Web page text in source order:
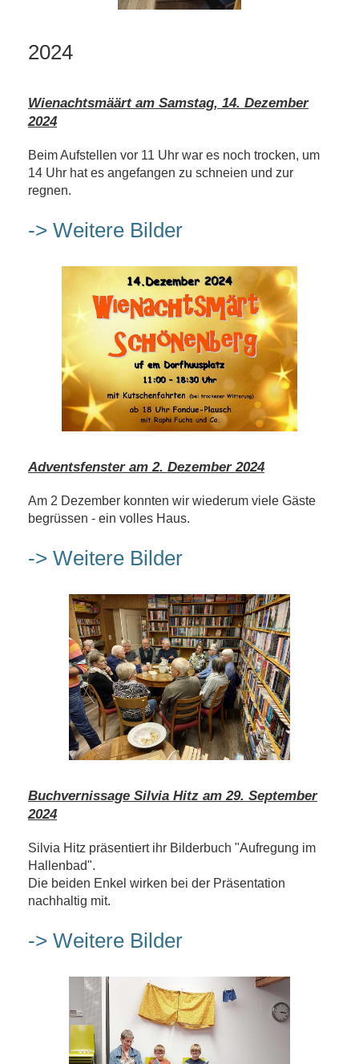
2024
Wienachtsmäärt am Samstag, 14. Dezember
2024
Beim Aufstellen vor 11 Uhr war es noch trocken, um
14 Uhr hat es angefangen zu schneien und zur
regnen.
-> Weitere Bilder
Adventsfenster am 2. Dezember 2024
Am 2 Dezember konnten wir wiederum viele Gäste
begrüssen - ein volles Haus.
-> Weitere Bilder
Buchvernissage Silvia Hitz am 29. September
2024
Silvia Hitz präsentiert ihr Bilderbuch "Aufregung im
Hallenbad".
Die beiden Enkel wirken bei der Präsentation
nachhaltig mit.
-> Weitere Bilder